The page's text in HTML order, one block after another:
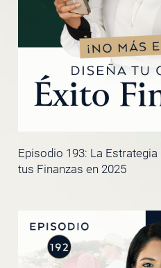
Episodio 193: La
tus Finanzas en 2025